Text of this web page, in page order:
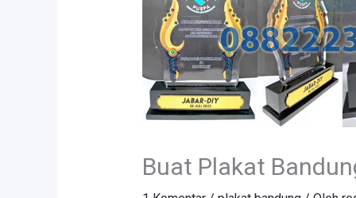
Buat Plakat